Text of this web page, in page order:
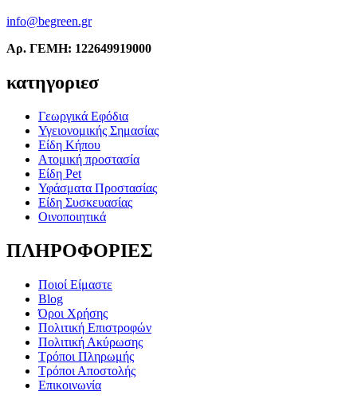
info@begreen.gr
Αρ. ΓΕΜΗ: 122649919000
κατηγοριεσ
Γεωργικά Εφόδια
Υγειονομικής Σημασίας
Είδη Κήπου
Ατομική προστασία
Είδη Pet
Υφάσματα Προστασίας
Είδη Συσκευασίας
Οινοποιητικά
ΠΛΗΡΟΦΟΡΙΕΣ
Ποιοί Είμαστε
Blog
Όροι Χρήσης
Πολιτική Επιστροφών
Πολιτική Ακύρωσης
Τρόποι Πληρωμής
Τρόποι Αποστολής
Επικοινωνία